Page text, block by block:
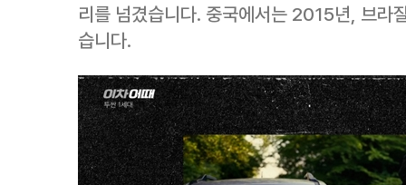
리를 넘겼습니다. 중국에서는 2015년, 브라
습니다.